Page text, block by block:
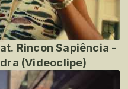
Rincon Sapiência -
(Videoclipe)